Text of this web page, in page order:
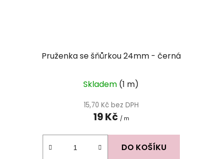
Pruženka se šňůrkou 24mm - černá
Skladem (1 m)
15,70 Kč bez DPH
19 Kč / m
DO KOŠÍKU